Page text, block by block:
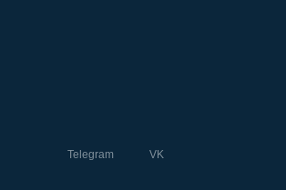
Telegram VK